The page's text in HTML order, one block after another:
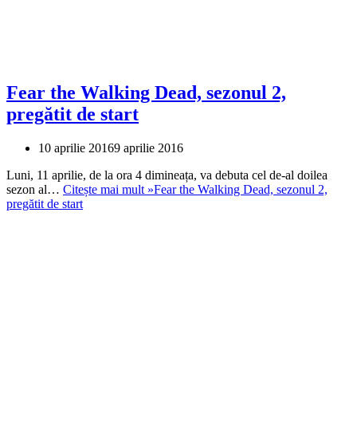
Fear the Walking Dead, sezonul 2,
pregătit de start
10 aprilie 20169 aprilie 2016
Luni, 11 aprilie, de la ora 4 dimineața, va debuta cel de-al doilea
sezon al… Citește mai mult »Fear the Walking Dead, sezonul 2,
pregătit de start